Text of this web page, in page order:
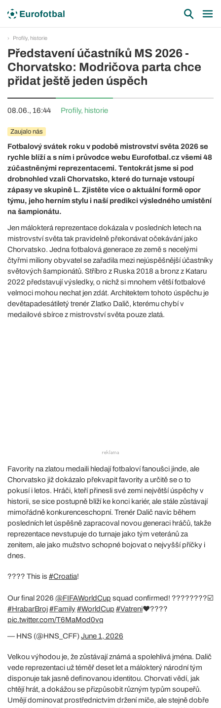
Profily, historie
Představení účastníků MS 2026 -
Chorvatsko: Modričova parta chce
přidat ještě jeden úspěch
08.06., 16:44 Profily, historie
Zaujalo nás
Fotbalový svátek roku v podobě mistrovství světa 2026 se
rychle blíží a s ním i průvodce webu Eurofotbal.cz všemi 48
zúčastněnými reprezentacemi. Tentokrát jsme si pod
drobnohled vzali Chorvatsko, které do turnaje vstoupí
zápasy ve skupině L. Zjistěte více o aktuální formě opor
týmu, jeho herním stylu i naší predikci výsledného umístění
na šampionátu.
Jen málokterá reprezentace dokázala v posledních letech na
mistrovství světa tak pravidelně překonávat očekávání jako
Chorvatsko. Jedna fotbalová generace ze země s necelými
čtyřmi miliony obyvatel se zařadila mezi nejúspěšnější účastníky
světových šampionátů. Stříbro z Ruska 2018 a bronz z Kataru
2022 představují výsledky, o nichž si mnohem větší fotbalové
velmoci mohou nechat jen zdát. Architektem tohoto úspěchu je
devětapadesátiletý trenér Zlatko Dalič, kterému chybí v
medailové sbírce z mistrovství světa pouze zlatá.
Favority na zlatou medaili hledají fotbaloví fanoušci jinde, ale
Chorvatsko již dokázalo překvapit favority a určitě se o to
pokusí i letos. Hráči, kteří přinesli své zemi největší úspěchy v
historii, se sice postupně blíží ke konci kariér, ale stále zůstávají
mimořádně konkurenceschopní. Trenér Dalič navíc během
posledních let úspěšně zapracoval novou generaci hráčů, takže
reprezentace nevstupuje do turnaje jako tým veteránů za
zenitem, ale jako mužstvo schopné bojovat o nejvyšší příčky i
dnes.
???? This is #Croatia!
Our final 2026 @FIFAWorldCup squad confirmed! ????????☑️
#HrabarBroj#Family#WorldCup #Vatreni❤️‍????
pic.twitter.com/T6MaMod0vq
— HNS (@HNS_CFF)June 1, 2026
Velkou výhodou je, že zůstávají známá a spolehlivá jména. Dalič
vede reprezentaci už téměř deset let a málokterý národní tým
disponuje tak jasně definovanou identitou. Chorvati vědí, jak
chtějí hrát, a dokážou se přizpůsobit různým typům soupeřů.
Umějí dominovat prostřednictvím držení míče, ale stejně dobře